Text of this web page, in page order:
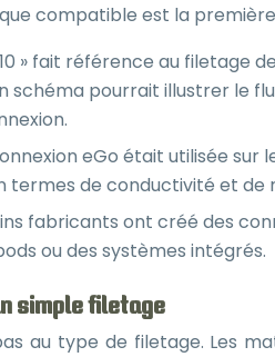
compatible est la
» fait référence au
schéma pourrait illustrer le
eGo était utilisée
termes de conductivité et de
fabricants ont créé des
ou des systèmes intégrés.
simple filetage
au type de filetage. Les